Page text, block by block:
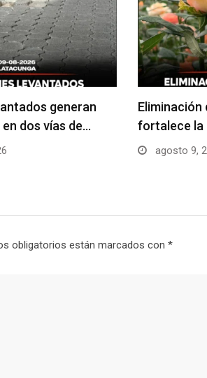
generan
dos vías de…
Eliminación
fortalece la
agosto 9,
obligatorios están marcados con *